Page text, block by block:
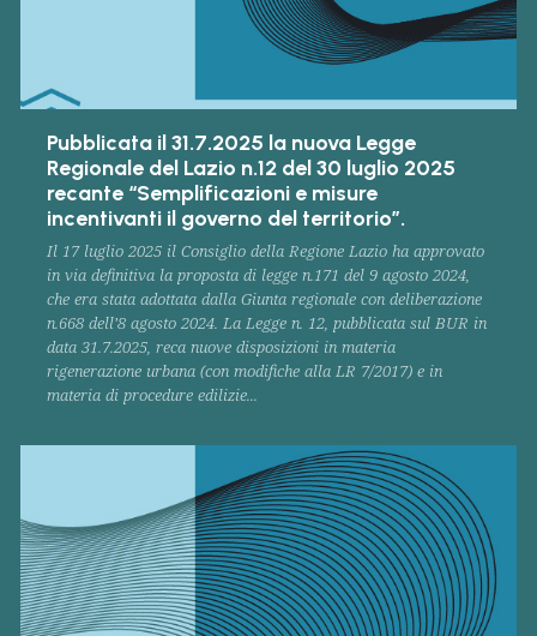
Pubblicata il 31.7.2025 la nuova Legge
Regionale del Lazio n.12 del 30 luglio 2025
recante “Semplificazioni e misure
incentivanti il governo del territorio”.
Il 17 luglio 2025 il Consiglio della Regione Lazio ha approvato
in via definitiva la proposta di legge n.171 del 9 agosto 2024,
che era stata adottata dalla Giunta regionale con deliberazione
n.668 dell’8 agosto 2024. La Legge n. 12, pubblicata sul BUR in
data 31.7.2025, reca nuove disposizioni in materia
rigenerazione urbana (con modifiche alla LR 7/2017) e in
materia di procedure edilizie...